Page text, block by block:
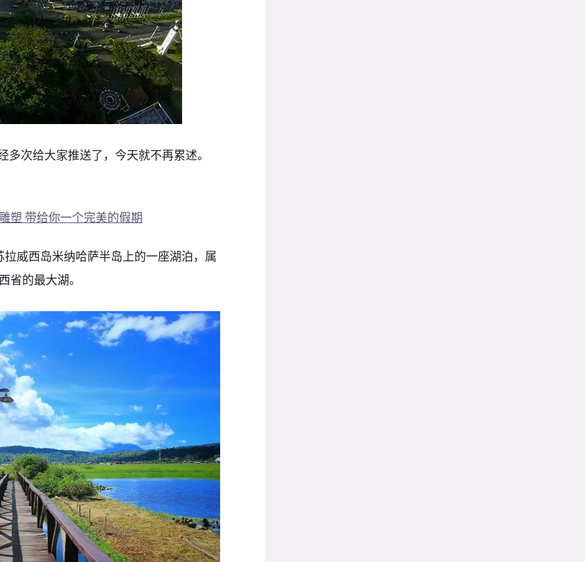
次给大家推送了，今天就不再累述。
塑 带给你一个完美的假期
威西岛米纳哈萨半岛上的一座湖泊，属
省的最大湖。